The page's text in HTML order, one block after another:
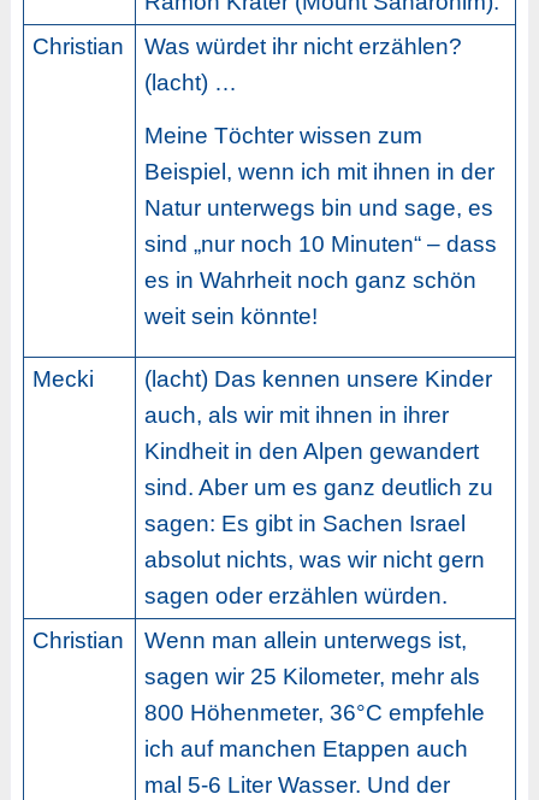
Christian
Was würdet ihr nicht erzählen?
(lacht) …
Meine Töchter wissen zum
Beispiel, wenn ich mit ihnen in der
Natur unterwegs bin und sage, es
sind „nur noch 10 Minuten“ – dass
es in Wahrheit noch ganz schön
weit sein könnte!
Mecki
(lacht) Das kennen unsere Kinder
auch, als wir mit ihnen in ihrer
Kindheit in den Alpen gewandert
sind. Aber um es ganz deutlich zu
sagen: Es gibt in Sachen Israel
absolut nichts, was wir nicht gern
sagen oder erzählen würden.
Christian
Wenn man allein unterwegs ist,
sagen wir 25 Kilometer, mehr als
800 Höhenmeter, 36°C empfehle
ich auf manchen Etappen auch
mal 5-6 Liter Wasser. Und der